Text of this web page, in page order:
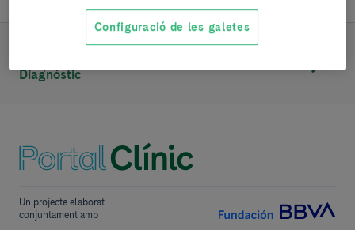
Diagnòstic
Un projecte elaborat
conjuntament amb
Configuració de les galetes